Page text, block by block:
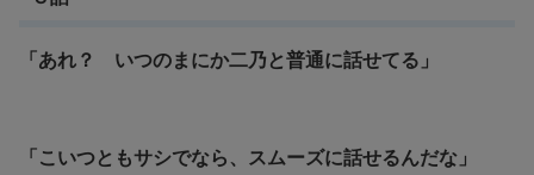
「あれ？ いつのまにか二乃と普通に話せてる」
「こいつともサシでなら、スムーズに話せるんだな」